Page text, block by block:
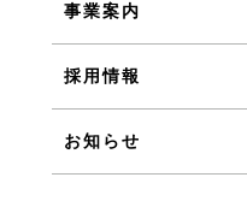
事業案内
採用情報
お知らせ